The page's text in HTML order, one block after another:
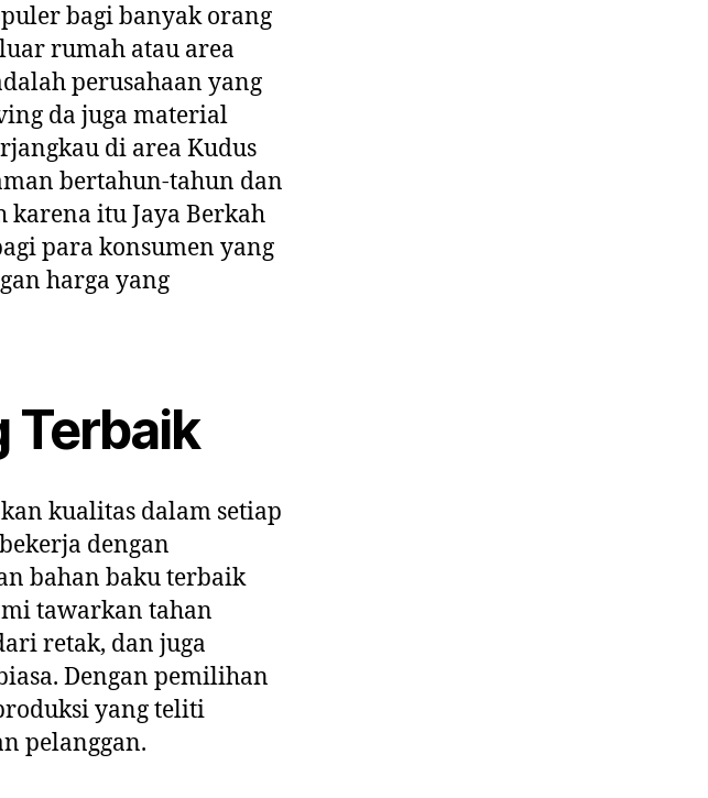
bagi banyak orang
rumah atau area
perusahaan yang
da juga material
di area Kudus
bertahun-tahun dan
itu Jaya Berkah
para konsumen yang
harga yang
Terbaik
kualitas dalam setiap
dengan
bahan baku terbaik
tawarkan tahan
retak, dan juga
Dengan pemilihan
yang teliti
pelanggan.